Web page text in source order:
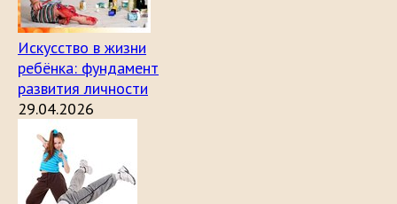
Искусство в жизни
ребёнка: фундамент
развития личности
29.04.2026